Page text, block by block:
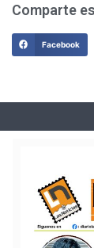
Comparte
Facebook